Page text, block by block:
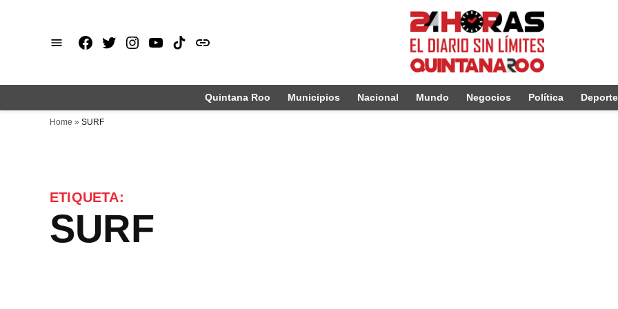
Facebook
X Instagram
Youtube
TikTok
issuu
Quintana Roo Municipios Nacional Mundo Negocios Política
Home » SURF
ETIQUETA:
SURF